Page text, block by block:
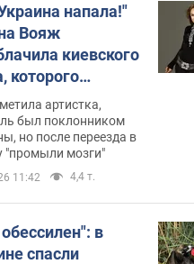
напала!"
Вояж
киевского
которого
он
не знал,
хочет
украинцев
артистка,
был поклонником
но после переезда в
"промыли мозги"
11:42 4,4 т.
в
спасли